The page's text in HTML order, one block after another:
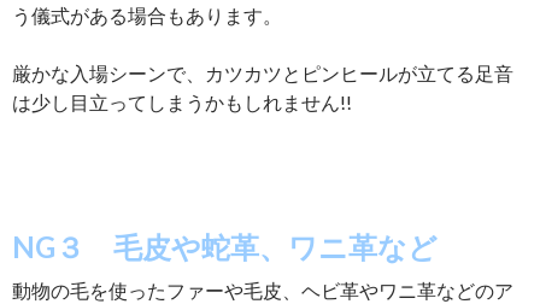
う儀式がある場合もあります。
厳かな入場シーンで、カツカツとピンヒールが立てる足音
は少し目立ってしまうかもしれません!!
NG３ 毛皮や蛇革、ワニ革など
動物の毛を使ったファーや毛皮、ヘビ革やワニ革などのア